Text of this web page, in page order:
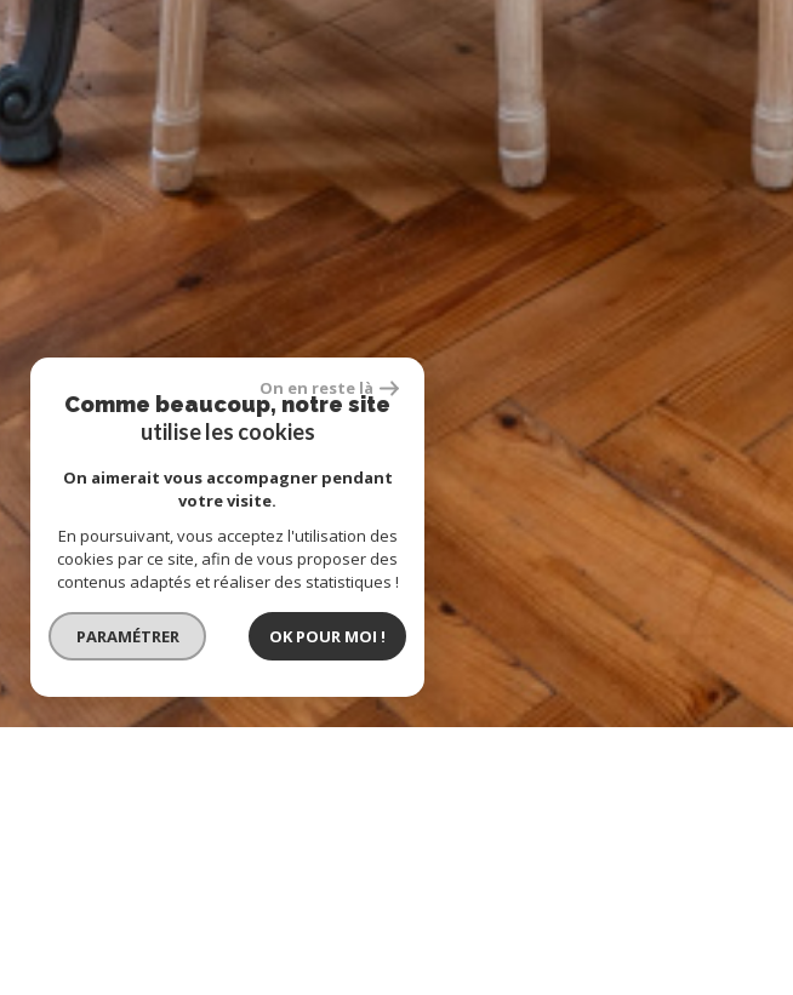
On en reste là
Comme beaucoup, notre site
utilise les cookies
On aimerait vous accompagner pendant
votre visite.
En poursuivant, vous acceptez l'utilisation des
cookies par ce site, afin de vous proposer des
contenus adaptés et réaliser des statistiques !
PARAMÉTRER OK POUR MOI !